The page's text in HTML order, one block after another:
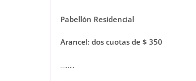
Pabellón Residencial
Arancel: dos cuotas de $ 350
……..